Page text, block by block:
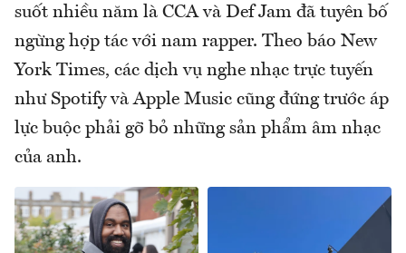
suốt nhiều năm là CCA và Def Jam đã tuyên bố
ngừng hợp tác với nam rapper. Theo báo New
York Times, các dịch vụ nghe nhạc trực tuyến
như Spotify và Apple Music cũng đứng trước áp
lực buộc phải gỡ bỏ những sản phẩm âm nhạc
của anh.